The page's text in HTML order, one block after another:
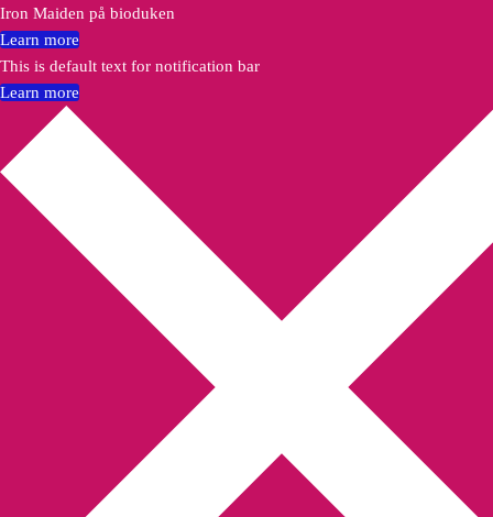
Iron Maiden på bioduken
Learn more
This is default text for notification bar
Learn more